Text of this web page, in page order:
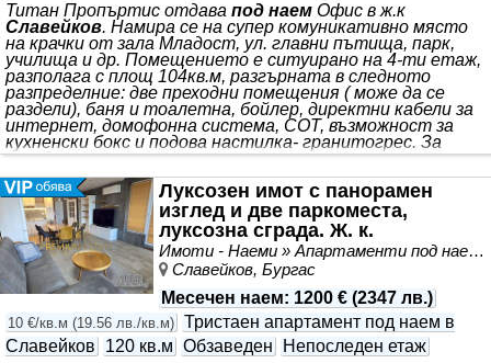
Титан Пропъртис отдава под наем Офис в ж.к
Славейков. Намира се на супер комуникативно място
на крачки от зала Младост, ул. главни пътища, парк,
училища и др. Помещението е ситуирано на 4-ти етаж,
разполага с площ 104кв.м, разгърната в следното
разпределние: две преходни помещения ( може да се
раздели), баня и тоалетна, бойлер, директни кабели за
интернет, домофонна система, СОТ, възможност за
кухненски бокс и подова настилка- гранитогрес. За
оглед на това и други атрактивни предложения, не се
колебайте да ни потърсите на посочения телефон или
да ни изпратите данните си чрез формата
Луксозен имот с панорамен
изглед и две паркоместа,
луксозна сграда. Ж. к.
Славейков - ”Сентрал Парк”
Имоти - Наеми » Апартаменти под наем
Славейков, Бургас
Месечен наем: 1200 € (2347 лв.)
10 €/кв.м (19.56 лв./кв.м) Тристаен апартамент под наем в
Славейков
120 кв.м Обзаведен
Непоследен етаж